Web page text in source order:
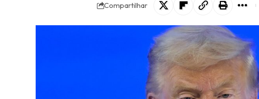
Compartilhar